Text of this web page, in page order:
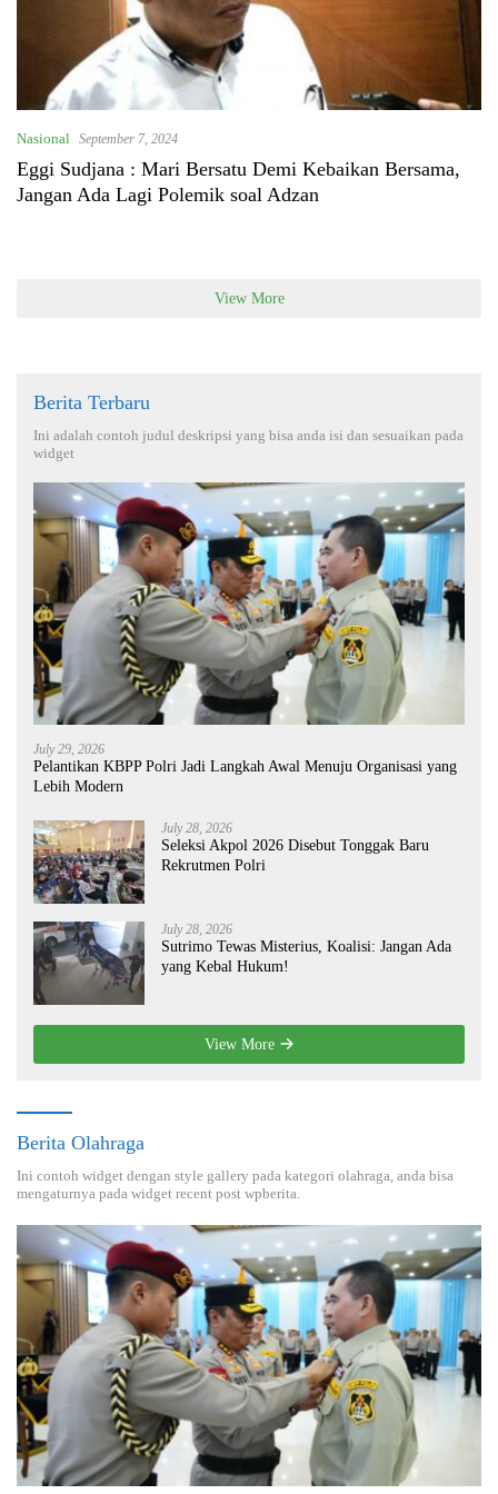
Nasional September 7, 2024
Eggi Sudjana : Mari Bersatu Demi Kebaikan Bersama,
Jangan Ada Lagi Polemik soal Adzan
View More
Berita Terbaru
Ini adalah contoh judul deskripsi yang bisa anda isi dan sesuaikan pada
widget
July 29, 2026
Pelantikan KBPP Polri Jadi Langkah Awal Menuju Organisasi yang
Lebih Modern
July 28, 2026
Seleksi Akpol 2026 Disebut Tonggak Baru
Rekrutmen Polri
July 28, 2026
Sutrimo Tewas Misterius, Koalisi: Jangan Ada
yang Kebal Hukum!
View More
Berita Olahraga
Ini contoh widget dengan style gallery pada kategori olahraga, anda bisa
mengaturnya pada widget recent post wpberita.